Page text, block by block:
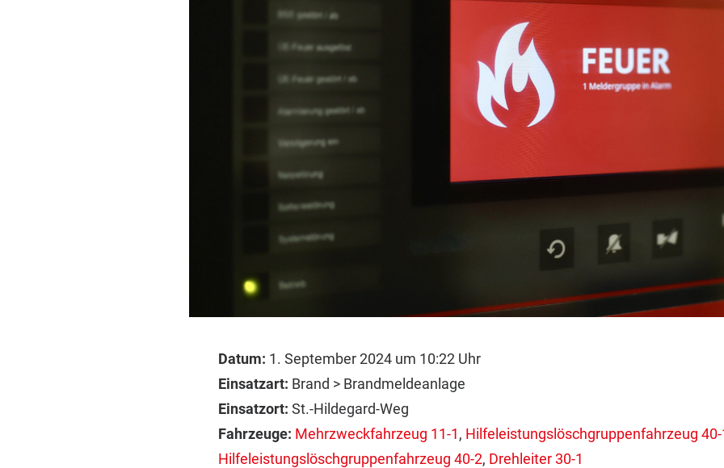
Datum: 1. September 2024 um 10:22 Uhr
Einsatzart: Brand > Brandmeldeanlage
Einsatzort: St.-Hildegard-Weg
Fahrzeuge: Mehrzweckfahrzeug 11-1, Hilfeleistungslöschgruppenfahrzeug
Hilfeleistungslöschgruppenfahrzeug 40-2, Drehleiter 30-1